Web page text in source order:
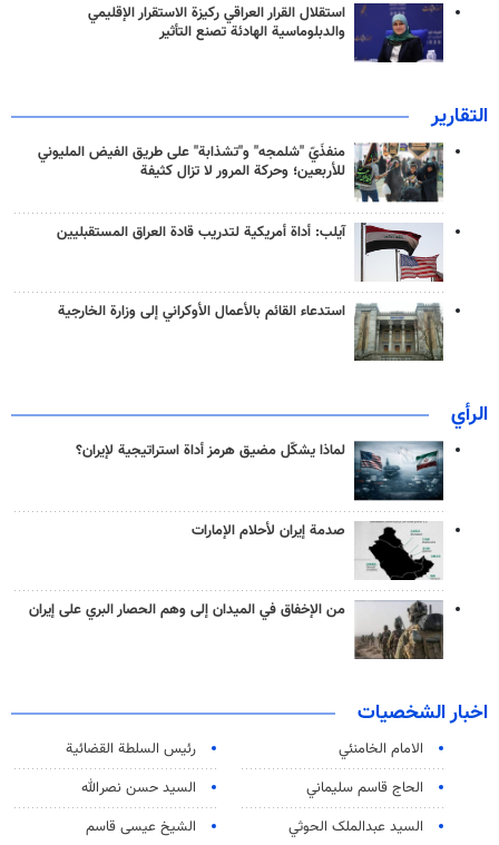
استقلال القرار العراقي ركيزة الاستقرار الإقليمي
والدبلوماسية الهادئة تصنع التأثير
التقارير
منفذَيّ "شلمجه" و"تشذابة" على طريق الفيض المليوني
للأربعين؛ وحركة المرور لا تزال كثيفة
آيلب: أداة أمريكية لتدريب قادة العراق المستقبليين
استدعاء القائم بالأعمال الأوكراني إلى وزارة الخارجية
الرأي
لماذا يشكّل مضيق هرمز أداة استراتيجية لإيران؟
صدمة إيران لأحلام الإمارات
من الإخفاق في الميدان إلى وهم الحصار البري على إيران
اخبار الشخصيات
الامام الخامنئي
رئیس السلطة القضائیة
الحاج قاسم سليماني
السيد حسن نصرالله
السید عبدالملک الحوثي
الشيخ عيسى قاسم